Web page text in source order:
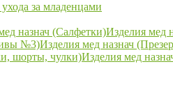
за младенцами
назнач (Салфетки)Изделия мед
№3)Изделия мед назнач
шорты, чулки)Изделия мед